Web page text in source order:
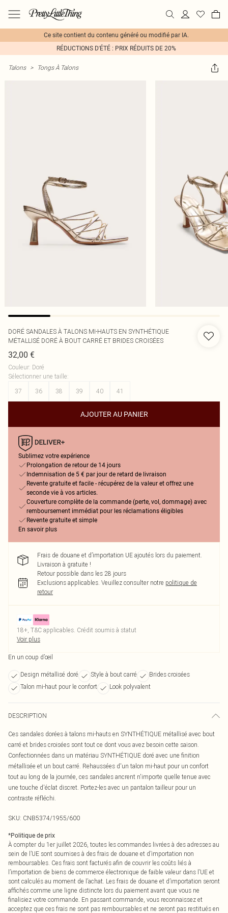
Ce site contient du contenu généré ou modifié par IA.
RÉDUCTIONS D'ÉTÉ : PRIX RÉDUITS DE 20%
Talons > Tongs À Talons
DORÉ SANDALES À TALONS MI-HAUTS EN SYNTHÉTIQUE
MÉTALLISÉ DORÉ À BOUT CARRÉ ET BRIDES CROISÉES
32,00 €
Couleur: Doré
Sélectionner une taille:
37
36 38 39 40 41
AJOUTER AU PANIER
Sublimez votre expérience
Prolongation de retour de 14 jours
Indemnisation de 5 € par jour de retard de livraison
Revente gratuite et facile - récupérez de la valeur et offrez une
seconde vie à vos articles.
Couverture complète de la commande (perte, vol, dommage) avec
remboursement immédiat pour les réclamations éligibles
Revente gratuite et simple
En savoir plus
Frais de douane et d’importation UE ajoutés lors du paiement.
Livraison à gratuite !
Retour possible dans les 28 jours
Exclusions applicables. Veuillez consulter notre politique de
retour
18+, T&C applicables. Crédit soumis à statut
Voir plus
En un coup d’œil
Design métallisé doré Style à bout carré
Brides croisées
Talon mi-haut pour le confort
Look polyvalent
DESCRIPTION
Ces sandales dorées à talons mi-hauts en SYNTHÉTIQUE métallisé avec bout
carré et brides croisées sont tout ce dont vous avez besoin cette saison.
Confectionnées dans un matériau SYNTHÉTIQUE doré avec une finition
métallisée et un bout carré. Rehaussées d'un talon mi-haut pour un confort
tout au long de la journée, ces sandales ancrent n'importe quelle tenue avec
une touche d'éclat discret. Portez-les avec un pantalon tailleur pour un
contraste réfléchi.
SKU: CNB5374/1955/600
*Politique de prix
À compter du 1er juillet 2026, toutes les commandes livrées à des adresses au
sein de l’UE sont soumises à des frais de douane et d’importation non
remboursables. Ces frais sont facturés afin de couvrir les coûts liés à
l’importation de biens de commerce électronique de faible valeur dans l’UE et
sont calculés au moment de l’achat. Les frais de douane et d’importation seront
affichés comme une ligne distincte lors du paiement avant que vous ne
finalisiez votre commande. En passant commande, vous reconnaissez et
acceptez que ces frais ne sont pas remboursables et ne seront pas restitués en